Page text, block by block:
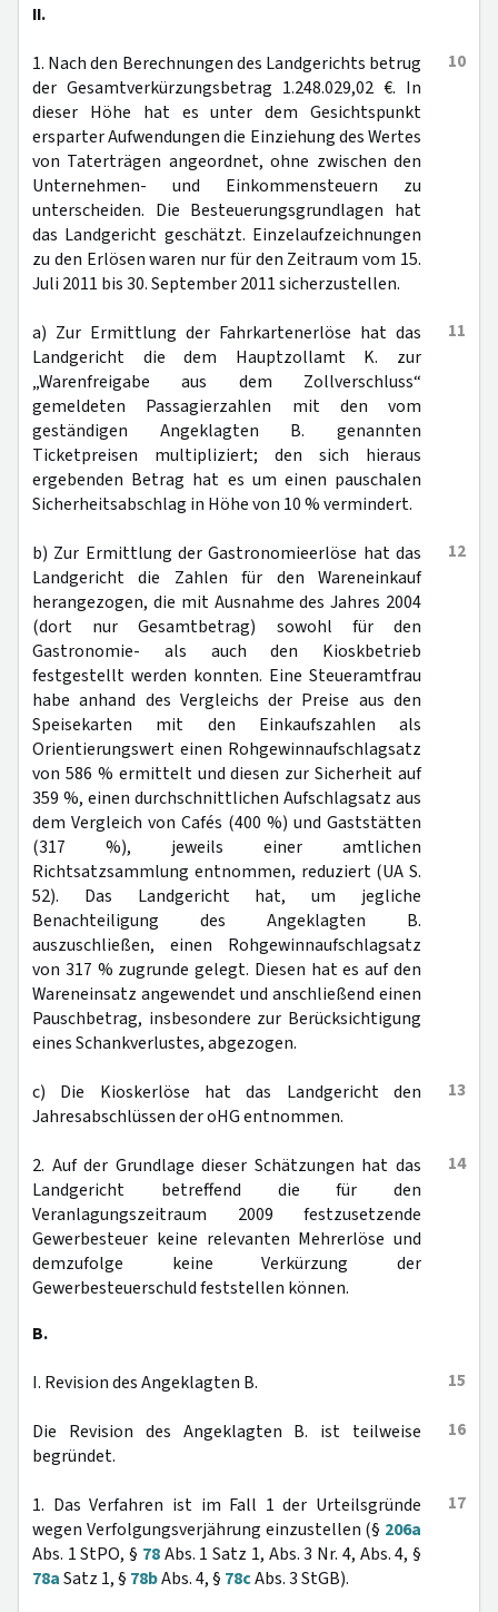
II.
10
1. Nach den Berechnungen des Landgerichts betrug
der Gesamtverkürzungsbetrag 1.248.029,02 €. In
dieser Höhe hat es unter dem Gesichtspunkt
ersparter Aufwendungen die Einziehung des Wertes
von Taterträgen angeordnet, ohne zwischen den
Unternehmen- und Einkommensteuern zu
unterscheiden. Die Besteuerungsgrundlagen hat
das Landgericht geschätzt. Einzelaufzeichnungen
zu den Erlösen waren nur für den Zeitraum vom 15.
Juli 2011 bis 30. September 2011 sicherzustellen.
11
a) Zur Ermittlung der Fahrkartenerlöse hat das
Landgericht die dem Hauptzollamt K. zur
„Warenfreigabe aus dem Zollverschluss“
gemeldeten Passagierzahlen mit den vom
geständigen Angeklagten B. genannten
Ticketpreisen multipliziert; den sich hieraus
ergebenden Betrag hat es um einen pauschalen
Sicherheitsabschlag in Höhe von 10 % vermindert.
12
b) Zur Ermittlung der Gastronomieerlöse hat das
Landgericht die Zahlen für den Wareneinkauf
herangezogen, die mit Ausnahme des Jahres 2004
(dort nur Gesamtbetrag) sowohl für den
Gastronomie- als auch den Kioskbetrieb
festgestellt werden konnten. Eine Steueramtfrau
habe anhand des Vergleichs der Preise aus den
Speisekarten mit den Einkaufszahlen als
Orientierungswert einen Rohgewinnaufschlagsatz
von 586 % ermittelt und diesen zur Sicherheit auf
359 %, einen durchschnittlichen Aufschlagsatz aus
dem Vergleich von Cafés (400 %) und Gaststätten
(317 %), jeweils einer amtlichen
Richtsatzsammlung entnommen, reduziert (UA S.
52). Das Landgericht hat, um jegliche
Benachteiligung des Angeklagten B.
auszuschließen, einen Rohgewinnaufschlagsatz
von 317 % zugrunde gelegt. Diesen hat es auf den
Wareneinsatz angewendet und anschließend einen
Pauschbetrag, insbesondere zur Berücksichtigung
eines Schankverlustes, abgezogen.
13
c) Die Kioskerlöse hat das Landgericht den
Jahresabschlüssen der oHG entnommen.
14
2. Auf der Grundlage dieser Schätzungen hat das
Landgericht betreffend die für den
Veranlagungszeitraum 2009 festzusetzende
Gewerbesteuer keine relevanten Mehrerlöse und
demzufolge keine Verkürzung der
Gewerbesteuerschuld feststellen können.
B.
15
I. Revision des Angeklagten B.
16
Die Revision des Angeklagten B. ist teilweise
begründet.
17
1. Das Verfahren ist im Fall 1 der Urteilsgründe
wegen Verfolgungsverjährung einzustellen (§ 206a
Abs. 1 StPO, § 78Abs. 1 Satz 1, Abs. 3 Nr. 4, Abs. 4, §
78aSatz 1, § 78bAbs. 4, § 78cAbs. 3 StGB).